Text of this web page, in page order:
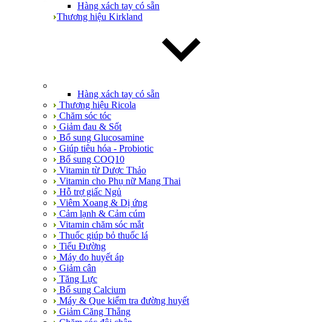
Hàng xách tay có sẵn
Thương hiệu Kirkland
Hàng xách tay có sẵn
Thương hiệu Ricola
Chăm sóc tóc
Giảm đau & Sốt
Bổ sung Glucosamine
Giúp tiêu hóa - Probiotic
Bổ sung COQ10
Vitamin từ Dược Thảo
Vitamin cho Phụ nữ Mang Thai
Hỗ trợ giấc Ngủ
Viêm Xoang & Dị ứng
Cảm lạnh & Cảm cúm
Vitamin chăm sóc mắt
Thuốc giúp bỏ thuốc lá
Tiểu Đường
Máy đo huyết áp
Giảm cân
Tăng Lực
Bổ sung Calcium
Máy & Que kiểm tra đường huyết
Giảm Căng Thẳng